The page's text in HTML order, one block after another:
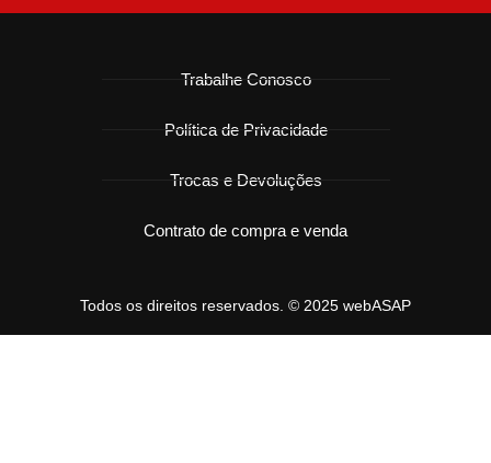
Todos os direitos reservados. © 2025 webASAP
Trabalhe Conosco
Política de Privacidade
Trocas e Devoluções
Contrato de compra e venda